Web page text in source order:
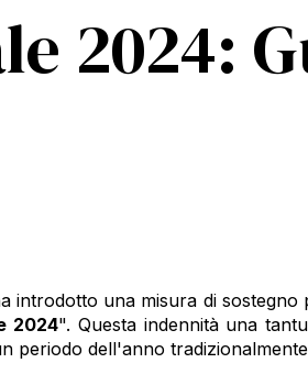
2024:
introdotto una misura di
2024". Questa indennità una
periodo dell'anno